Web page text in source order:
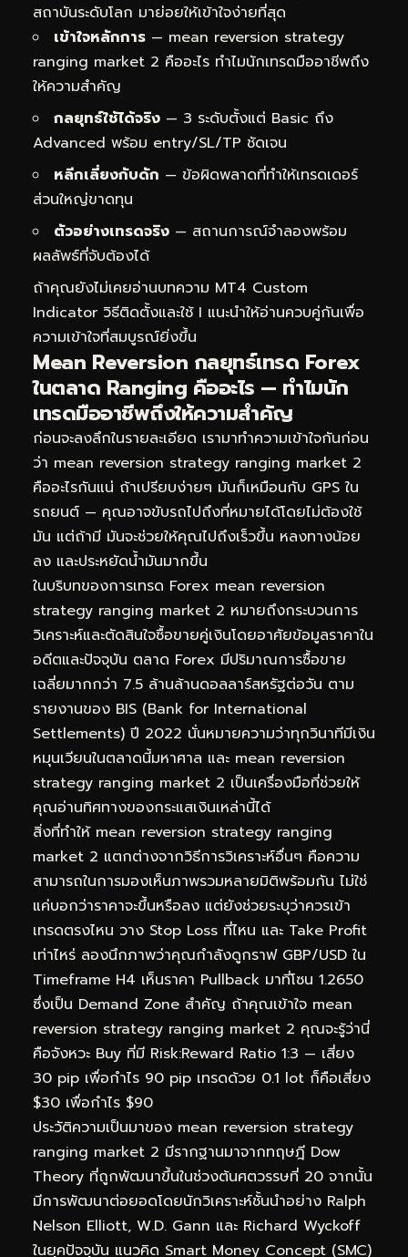
สถาบันระดับโลก มาย่อยให้เข้าใจง่ายที่สุด
เข้าใจหลักการ — mean reversion strategy
ranging market 2 คืออะไร ทำไมนักเทรดมืออาชีพถึง
ให้ความสำคัญ
กลยุทธ์ใช้ได้จริง — 3 ระดับตั้งแต่ Basic ถึง
Advanced พร้อม entry/SL/TP ชัดเจน
หลีกเลี่ยงกับดัก — ข้อผิดพลาดที่ทำให้เทรดเดอร์
ส่วนใหญ่ขาดทุน
ตัวอย่างเทรดจริง — สถานการณ์จำลองพร้อม
ผลลัพธ์ที่จับต้องได้
ถ้าคุณยังไม่เคยอ่านบทความ MT4 Custom
Indicator วิธีติดตั้งและใช้ I แนะนำให้อ่านควบคู่กันเพื่อ
ความเข้าใจที่สมบูรณ์ยิ่งขึ้น
Mean Reversion กลยุทธ์เทรด Forex
ในตลาด Ranging คืออะไร — ทำไมนัก
เทรดมืออาชีพถึงให้ความสำคัญ
ก่อนจะลงลึกในรายละเอียด เรามาทำความเข้าใจกันก่อน
ว่า mean reversion strategy ranging market 2
คืออะไรกันแน่ ถ้าเปรียบง่ายๆ มันก็เหมือนกับ GPS ใน
รถยนต์ — คุณอาจขับรถไปถึงที่หมายได้โดยไม่ต้องใช้
มัน แต่ถ้ามี มันจะช่วยให้คุณไปถึงเร็วขึ้น หลงทางน้อย
ลง และประหยัดน้ำมันมากขึ้น
ในบริบทของการเทรด Forex mean reversion
strategy ranging market 2 หมายถึงกระบวนการ
วิเคราะห์และตัดสินใจซื้อขายคู่เงินโดยอาศัยข้อมูลราคาใน
อดีตและปัจจุบัน ตลาด Forex มีปริมาณการซื้อขาย
เฉลี่ยมากกว่า 7.5 ล้านล้านดอลลาร์สหรัฐต่อวัน ตาม
รายงานของ BIS (Bank for International
Settlements) ปี 2022 นั่นหมายความว่าทุกวินาทีมีเงิน
หมุนเวียนในตลาดนี้มหาศาล และ mean reversion
strategy ranging market 2 เป็นเครื่องมือที่ช่วยให้
คุณอ่านทิศทางของกระแสเงินเหล่านี้ได้
สิ่งที่ทำให้ mean reversion strategy ranging
market 2 แตกต่างจากวิธีการวิเคราะห์อื่นๆ คือความ
สามารถในการมองเห็นภาพรวมหลายมิติพร้อมกัน ไม่ใช่
แค่บอกว่าราคาจะขึ้นหรือลง แต่ยังช่วยระบุว่าควรเข้า
เทรดตรงไหน วาง Stop Loss ที่ไหน และ Take Profit
เท่าไหร่ ลองนึกภาพว่าคุณกำลังดูกราฟ GBP/USD ใน
Timeframe H4 เห็นราคา Pullback มาที่โซน 1.2650
ซึ่งเป็น Demand Zone สำคัญ ถ้าคุณเข้าใจ mean
reversion strategy ranging market 2 คุณจะรู้ว่านี่
คือจังหวะ Buy ที่มี Risk:Reward Ratio 1:3 — เสี่ยง
30 pip เพื่อกำไร 90 pip เทรดด้วย 0.1 lot ก็คือเสี่ยง
$30 เพื่อกำไร $90
ประวัติความเป็นมาของ mean reversion strategy
ranging market 2 มีรากฐานมาจากทฤษฎี Dow
Theory ที่ถูกพัฒนาขึ้นในช่วงต้นศตวรรษที่ 20 จากนั้น
มีการพัฒนาต่อยอดโดยนักวิเคราะห์ชั้นนำอย่าง Ralph
Nelson Elliott, W.D. Gann และ Richard Wyckoff
ในยุคปัจจุบัน แนวคิด Smart Money Concept (SMC)